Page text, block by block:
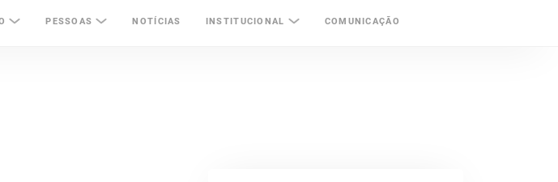
PESSOAS NOTÍCIAS INSTITUCIONAL COMUNICAÇÃO